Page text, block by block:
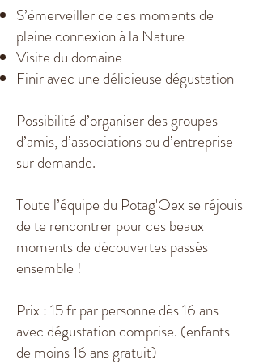
S’émerveiller de ces moments de
pleine connexion à la Nature
Visite du domaine
Finir avec une délicieuse dégustation
Possibilité d’organiser des groupes
d’amis, d’associations ou d’entreprise
sur demande.
Toute l’équipe du Potag'Oex se réjouis
de te rencontrer pour ces beaux
moments de découvertes passés
ensemble !
Prix : 15 fr par personne dès 16 ans
avec dégustation comprise. (enfants
de moins 16 ans gratuit)